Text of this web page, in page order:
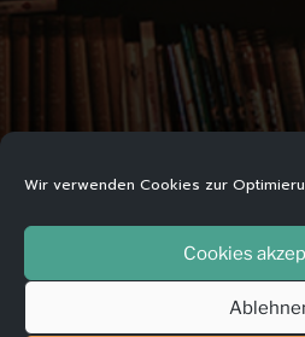
Wir verwenden Cookies zur
Cookies